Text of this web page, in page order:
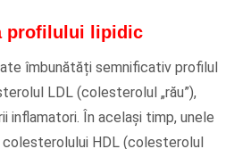
profilului lipidic
îmbunătăți semnificativ profilul
LDL (colesterolul „rău”),
inflamatori. În același timp, unele
HDL (colesterolul